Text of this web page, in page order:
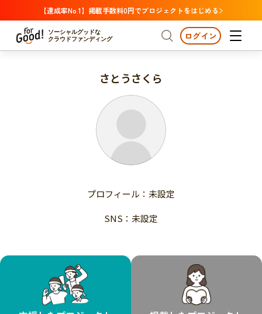
【達成率No.1】掲載手数料0円でプロジェクトをはじめる
ソーシャルグッドな
クラウドファンディング
プロジェクトからさがす 注目
支援金額が多い
支援人数が多い
終了日が近い
国際協力
子ども・教育
フード・農業
文化
環境・エシカル
人権・マイノリティ
社会貢献
支援金額が多い
終了日が近い
カテゴリーからさがす
医療・福祉
子ども・教育
人権・マイノリティ
北海道 青森 岩手 宮城
秋田
福島
茨城 栃木 群馬
千葉
ログイン
さとうさくら
プロフィール：未設定
SNS：未設定